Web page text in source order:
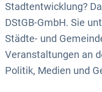
Stadtentwicklung?
DStGB-GmbH. Sie
Städte- und
Veranstaltungen an
Politik, Medien und